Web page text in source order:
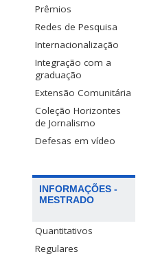
Prêmios
Redes de Pesquisa
Internacionalização
Integração com a
graduação
Extensão Comunitária
Coleção Horizontes
de Jornalismo
Defesas em vídeo
INFORMAÇÕES -
MESTRADO
Quantitativos
Regulares